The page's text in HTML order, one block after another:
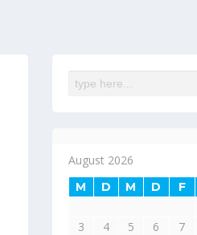
August 2026
M D M D F
3
4 5 6 7